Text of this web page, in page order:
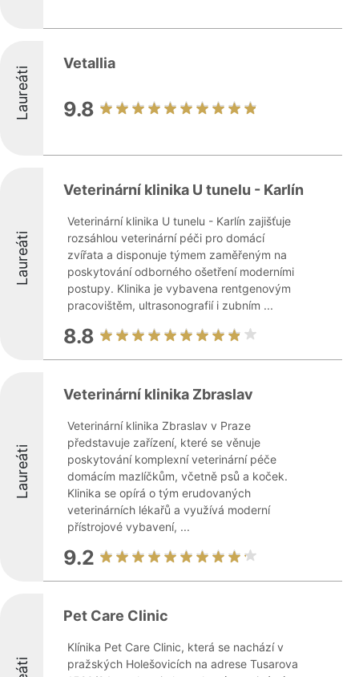
Laureáti
Vetallia
9.8
Laureáti
Veterinární klinika U tunelu - Karlín
Veterinární klinika U tunelu - Karlín zajišťuje
rozsáhlou veterinární péči pro domácí
zvířata a disponuje týmem zaměřeným na
poskytování odborného ošetření moderními
postupy. Klinika je vybavena rentgenovým
pracovištěm, ultrasonografií i zubním ...
8.8
Laureáti
Veterinární klinika Zbraslav
Veterinární klinika Zbraslav v Praze
představuje zařízení, které se věnuje
poskytování komplexní veterinární péče
domácím mazlíčkům, včetně psů a koček.
Klinika se opírá o tým erudovaných
veterinárních lékařů a využívá moderní
přístrojové vybavení, ...
9.2
Pet Care Clinic
Klínika Pet Care Clinic, která se nachází v
pražských Holešovicích na adrese Tusarova